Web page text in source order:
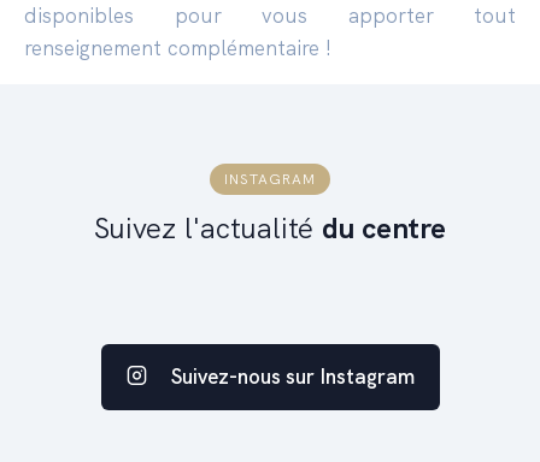
disponibles pour vous apporter tout
renseignement complémentaire !
INSTAGRAM
Suivez l'actualité du centre
Suivez-nous sur Instagram